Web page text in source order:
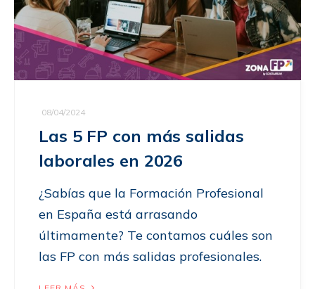
08/04/2024
Las 5 FP con más salidas
laborales en 2026
¿Sabías que la Formación Profesional
en España está arrasando
últimamente? Te contamos cuáles son
las FP con más salidas profesionales.